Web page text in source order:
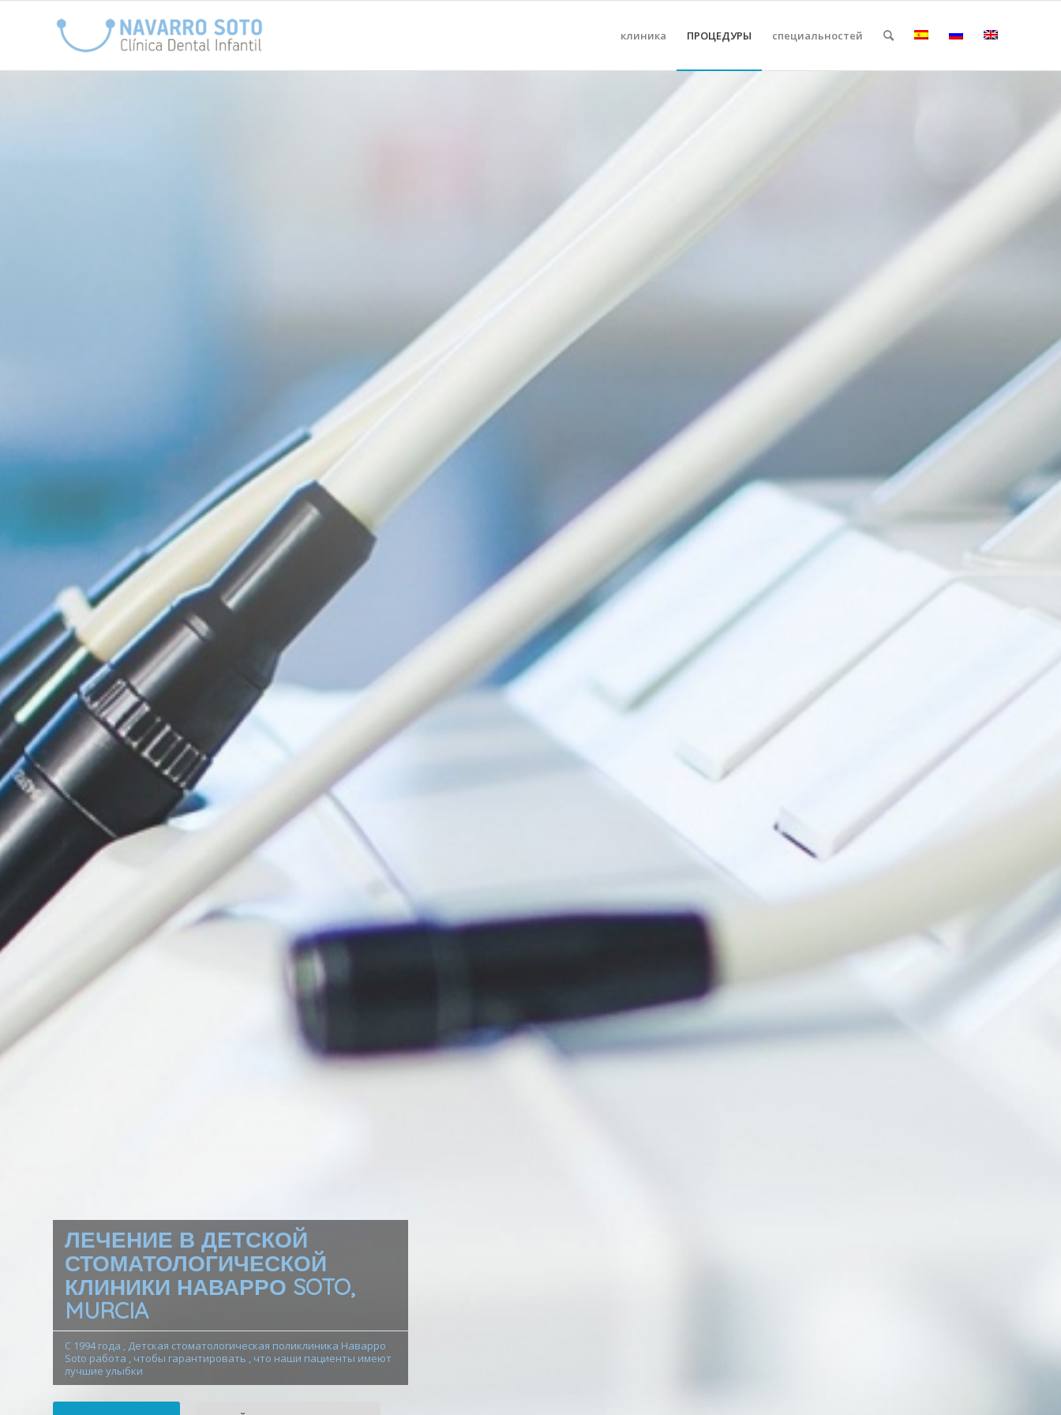
клиника ПРОЦЕДУРЫ специальностей
ЛЕЧЕНИЕ В ДЕТСКОЙ
СТОМАТОЛОГИЧЕСКОЙ
КЛИНИКИ НАВАРРО SOTO,
MURCIA
С 1994 года , Детская стоматологическая поликлиника Наварро
Soto работа , чтобы гарантировать , что наши пациенты имеют
лучшие улыбки